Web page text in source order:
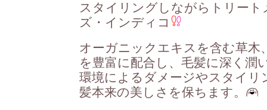
スタイリングしながらトリー
ズ・インディコ
オーガニックエキスを含む草木
を豊富に配合し、毛髪に深く潤
環境によるダメージやスタイリ
髪本来の美しさを保ちます。